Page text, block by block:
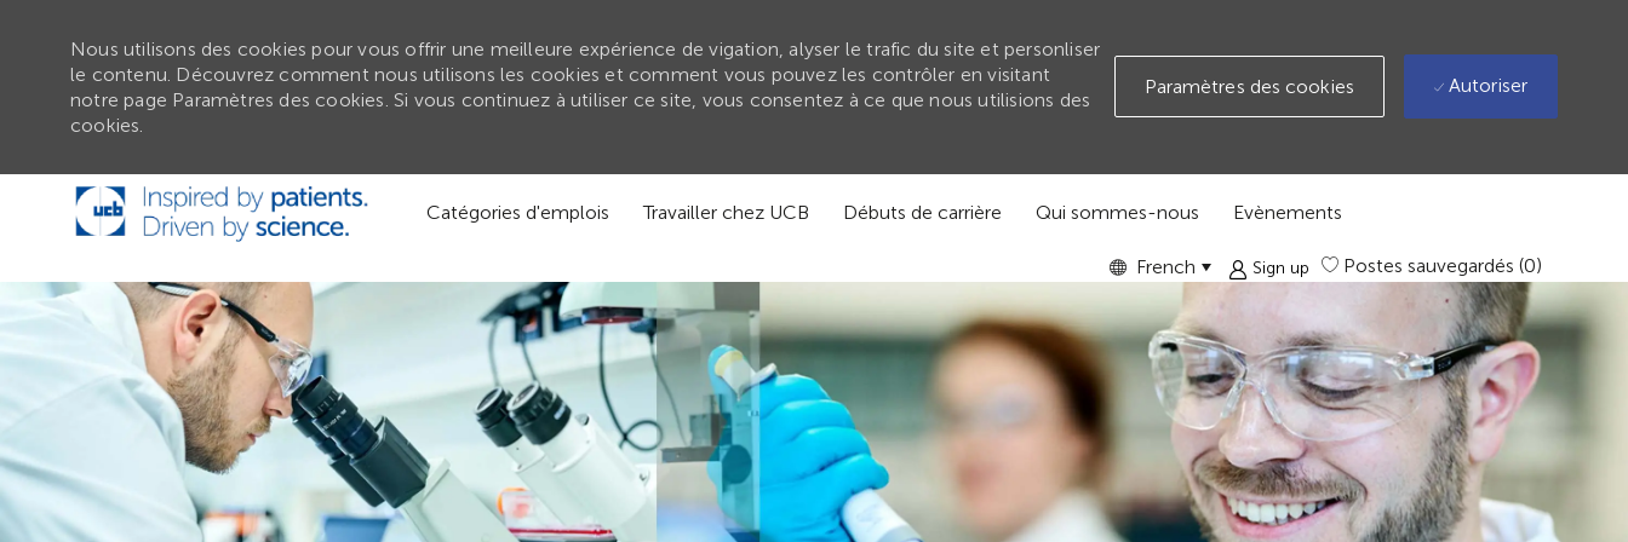
Passer au contenu principal
Catégories d'emplois Travailler chez UCB Débuts de carrière Qui sommes-nous Evènements
Language
GLOBAL
French Sign up Postes sauvegardés (0)
Nous utilisons des cookies pour vous offrir une meilleure expérience de vigation, alyser le trafic du site et personliser
le contenu. Découvrez comment nous utilisons les cookies et comment vous pouvez les contrôler en visitant
notre page Paramètres des cookies. Si vous continuez à utiliser ce site, vous consentez à ce que nous utilisions des
cookies.
Paramètres des cookies Autoriser